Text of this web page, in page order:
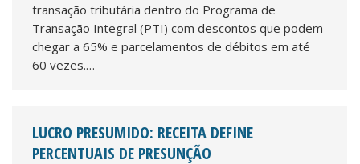
transação tributária dentro do Programa de
Transação Integral (PTI) com descontos que podem
chegar a 65% e parcelamentos de débitos em até
60 vezes.…
LUCRO PRESUMIDO: RECEITA DEFINE
PERCENTUAIS DE PRESUNÇÃO